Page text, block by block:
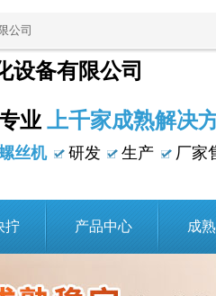
公司
设备有限公司
业 上千家成熟解决
丝机 研发 生产 厂家
拧 产品中心 成